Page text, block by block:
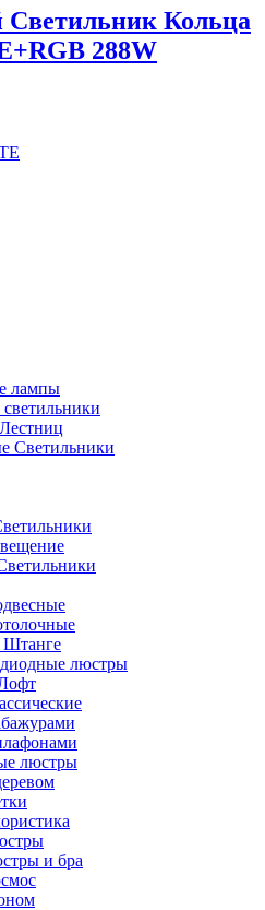
Светильник Кольца
288W
лампы
Светильники
люстры
люстры
и бра